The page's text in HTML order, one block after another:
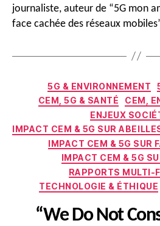
journaliste, auteur de “5G mon
face cachée des réseaux
5G & ENVIRONNEMENT
CEM, 5G & SANTÉ
CEM,
ENJEUX
IMPACT CEM & 5G SUR
IMPACT CEM & 5G SUR
IMPACT CEM & 5G
RAPPORTS MULTI-
TECHNOLOGIE & ÉTHIQUE
“We Do Not